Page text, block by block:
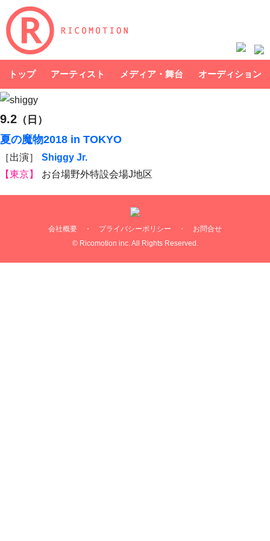
トップ アーティスト メディア・舞台 オーディション
9.2 （日）
夏の魔物2018 in TOKYO
［出演］
Shiggy Jr.
【東京】
お台場野外特設会場J地区
会社概要 ・ プライバシーポリシー ・ お問合せ
© Ricomotion inc. All Rights Reserved.